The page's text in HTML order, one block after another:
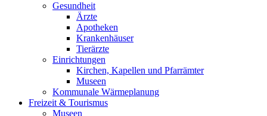
Gesundheit
Ärzte
Apotheken
Krankenhäuser
Tierärzte
Einrichtungen
Kirchen, Kapellen und Pfarrämter
Museen
Kommunale Wärmeplanung
Freizeit & Tourismus
Museen